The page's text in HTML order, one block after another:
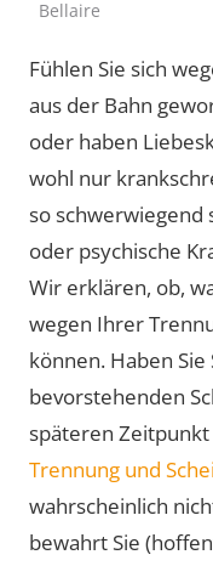
Bellaire
Fühlen Sie sich
aus der Bahn
oder haben
wohl nur
so schwerwiegend
oder psychische
Wir erklären, ob,
wegen Ihrer
können. Haben
bevorstehenden
späteren Zeitpunkt
Trennung und
wahrscheinlich
bewahrt Sie